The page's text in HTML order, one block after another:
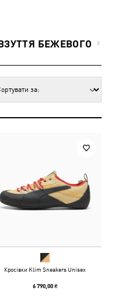
БЕЖЕВОГО
8
Кросівки Klim Sneakers Unisex
6 790,00 ₴